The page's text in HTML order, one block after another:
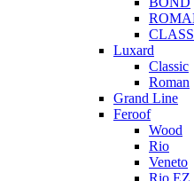
Luxard
Classic
Roman
Grand Line
Feroof
Wood
Rio
Veneto